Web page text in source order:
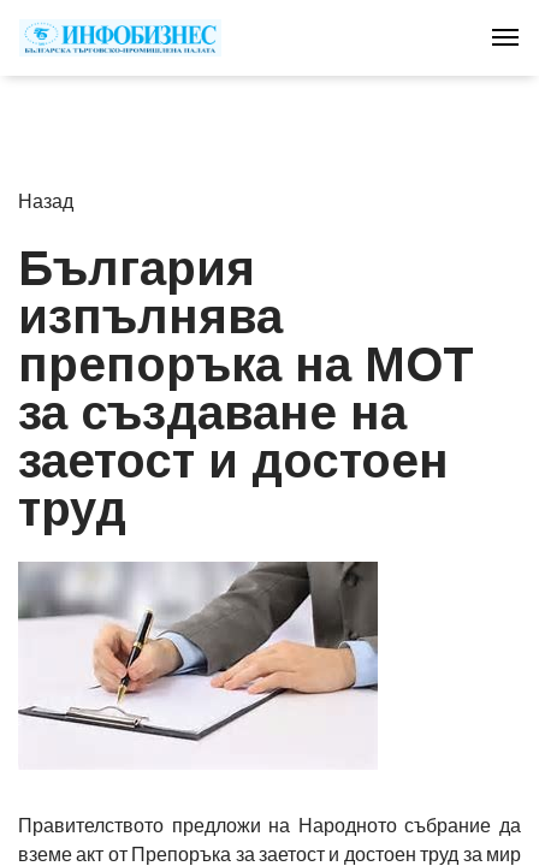
Назад
България
изпълнява
препоръка на МОТ
за създаване на
заетост и достоен
труд
Правителството предложи на Народното събрание да
вземе акт от Препоръка за заетост и достоен труд за мир